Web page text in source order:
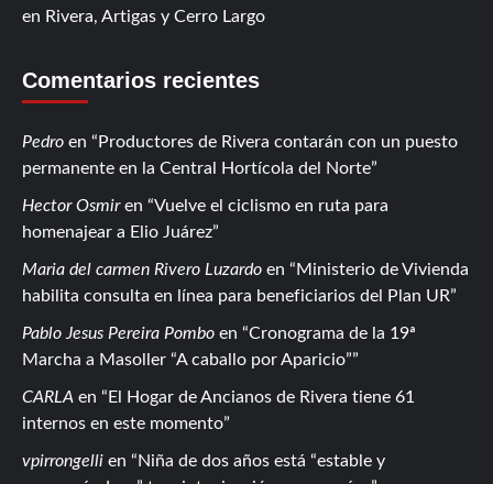
en Rivera, Artigas y Cerro Largo
Comentarios recientes
Pedro en
Productores de Rivera contarán con un puesto
permanente en la Central Hortícola del Norte
Hector Osmiren
Vuelve el ciclismo en ruta para
homenajear a Elio Juárez
Maria del carmen Rivero Luzardo en
Ministerio de Vivienda
habilita consulta en línea para beneficiarios del Plan UR
Pablo Jesus Pereira Pombo en
Cronograma de la 19ª
Marcha a Masoller “A caballo por Aparicio”
CARLA en
El Hogar de Ancianos de Rivera tiene 61
internos en este momento
vpirrongelli en
Niña de dos años está “estable y